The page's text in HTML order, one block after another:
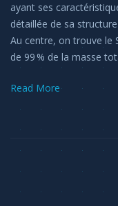
ayant ses
détaillée de sa
Au centre, on trouve le
de 99 % de la masse
Read More